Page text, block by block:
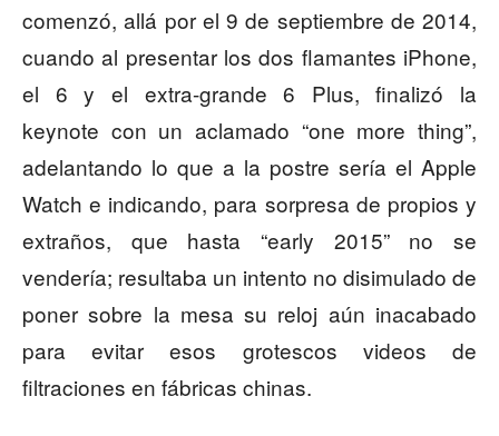
comenzó, allá por el 9 de septiembre de 2014,
cuando al presentar los dos flamantes iPhone,
el 6 y el extra-grande 6 Plus, finalizó la
keynote con un aclamado “one more thing”,
adelantando lo que a la postre sería el Apple
Watch e indicando, para sorpresa de propios y
extraños, que hasta “early 2015” no se
vendería; resultaba un intento no disimulado de
poner sobre la mesa su reloj aún inacabado
para evitar esos grotescos videos de
filtraciones en fábricas chinas.